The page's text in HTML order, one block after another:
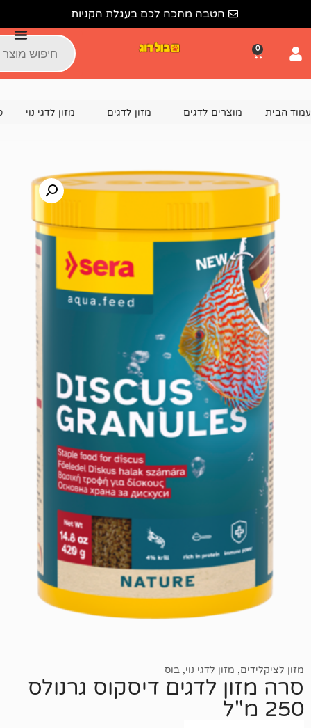
הטבה מחכה לכם בעגלת הקניות
לדגים מזון לדגים מזון לדגי נוי סרה מזון לדגים
מזון לדגי נוי,בוס
לדגים דיסקוס גרנולס